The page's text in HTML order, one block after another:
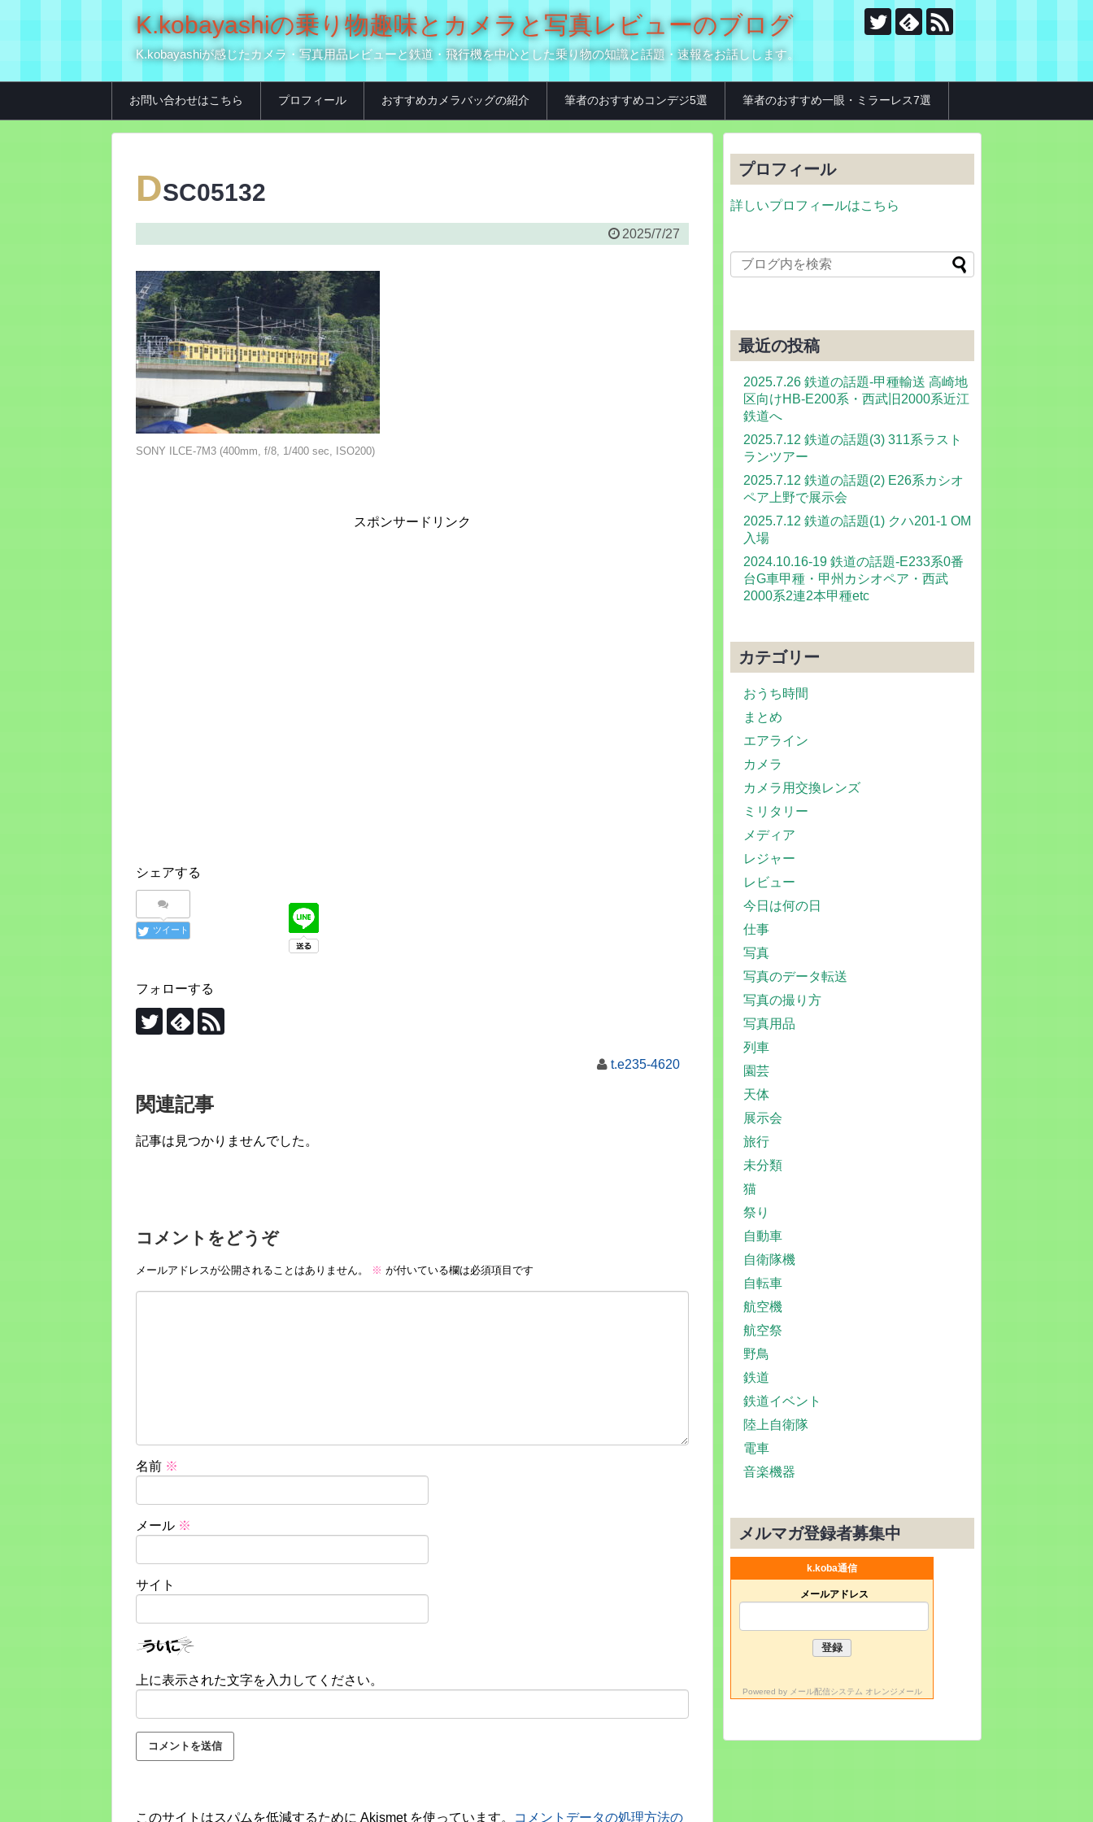
K.kobayashiの乗り物趣味とカメラと写真レビューのブログ
K.kobayashiが感じたカメラ・写真用品レビューと鉄道・飛行機を中心とした乗り物の知識と話題・速報をお話しします。
お問い合わせはこちら プロフィール おすすめカメラバッグの紹介 筆者のおすすめコンデジ5選 筆者のおすすめ一眼・ミラーレス7選
DSC05132
2025/7/27
SONY ILCE-7M3 (400mm, f/8, 1/400 sec, ISO200)
スポンサードリンク
シェアする
ツイート
フォローする
t.e235-4620
関連記事
記事は見つかりませんでした。
コメントをどうぞ
メールアドレスが公開されることはありません。 ※ が付いている欄は必須項目です
名前 ※
メール ※
サイト
上に表示された文字を入力してください。
このサイトはスパムを低減するために Akismet を使っています。 コメントデータの処理方法の
プロフィール
詳しいプロフィールはこちら
最近の投稿
2025.7.26 鉄道の話題-甲種輸送 高崎地
区向けHB-E200系・西武旧2000系近江
鉄道へ
2025.7.12 鉄道の話題(3) 311系ラスト
ランツアー
2025.7.12 鉄道の話題(2) E26系カシオ
ペア上野で展示会
2025.7.12 鉄道の話題(1) クハ201-1 OM
入場
2024.10.16-19 鉄道の話題-E233系0番
台G車甲種・甲州カシオペア・西武
2000系2連2本甲種etc
カテゴリー
おうち時間
まとめ
エアライン
カメラ
カメラ用交換レンズ
ミリタリー
メディア
レジャー
レビュー
今日は何の日
仕事
写真
写真のデータ転送
写真の撮り方
写真用品
列車
園芸
天体
展示会
旅行
未分類
猫
祭り
自動車
自衛隊機
自転車
航空機
航空祭
野鳥
鉄道
鉄道イベント
陸上自衛隊
電車
音楽機器
メルマガ登録者募集中
k.koba通信
メールアドレス
Powered by メール配信システム オレンジメール